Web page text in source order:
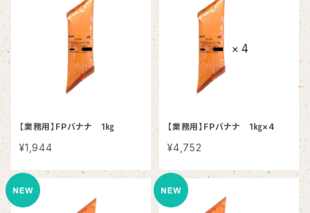
【業務用】FPバナナ 1㎏
¥1,944
【業務用】FPバナナ 1㎏×4
¥4,752